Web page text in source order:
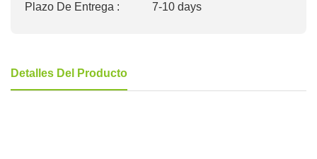
Plazo De Entrega : 7-10 days
Detalles Del Producto